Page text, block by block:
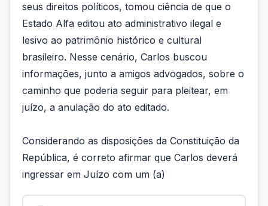
seus direitos políticos, tomou ciência de que o
Estado Alfa editou ato administrativo ilegal e
lesivo ao patrimônio histórico e cultural
brasileiro. Nesse cenário, Carlos buscou
informações, junto a amigos advogados, sobre o
caminho que poderia seguir para pleitear, em
juízo, a anulação do ato editado.
Considerando as disposições da Constituição da
República, é correto afirmar que Carlos deverá
ingressar em Juízo com um (a)